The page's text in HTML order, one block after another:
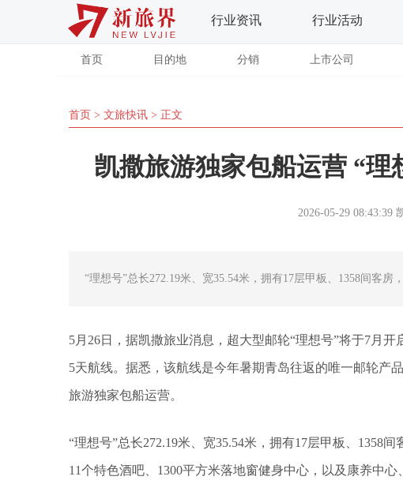
行业资讯 行业活动
首页 目的地 分销 上市公司
首页 > 文旅快讯 > 正文
凯撒旅游独家包船运营 “理
2026-05-29 08:43:39
“理想号”总长272.19米、宽35.54米，拥有17层甲板、1358间客房
5月26日，据凯撒旅业消息， 超大型邮轮“理想号”将于7月
5天航线。据悉，该航线是今年暑期青岛往返的唯一邮轮产
旅游独家包船运营。
“理想号”总长272.19米、宽35.54米，拥有17层甲板、1358
11个特色酒吧、1300平方米落地窗健身中心，以及康养中